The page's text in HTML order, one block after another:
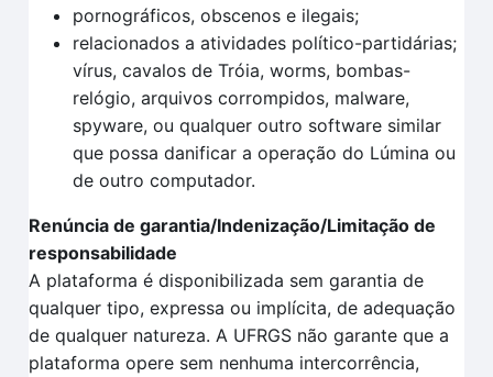
pornográficos, obscenos e ilegais;
relacionados a atividades político-partidárias;
vírus, cavalos de Tróia, worms, bombas-
relógio, arquivos corrompidos, malware,
spyware, ou qualquer outro software similar
que possa danificar a operação do Lúmina ou
de outro computador.
Renúncia de garantia/Indenização/Limitação de
responsabilidade
A plataforma é disponibilizada sem garantia de
qualquer tipo, expressa ou implícita, de adequação
de qualquer natureza. A UFRGS não garante que a
plataforma opere sem nenhuma intercorrência,